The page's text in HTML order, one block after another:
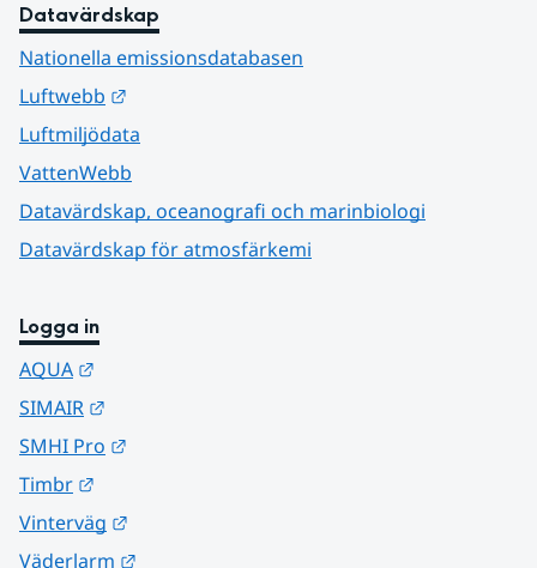
Datavärdskap
Nationella emissionsdatabasen
Luftwebb
Luftmiljödata
VattenWebb
Datavärdskap, oceanografi och marinbiologi
Datavärdskap för atmosfärkemi
Logga in
AQUA
SIMAIR
SMHI Pro
Timbr
Vinterväg
Väderlarm